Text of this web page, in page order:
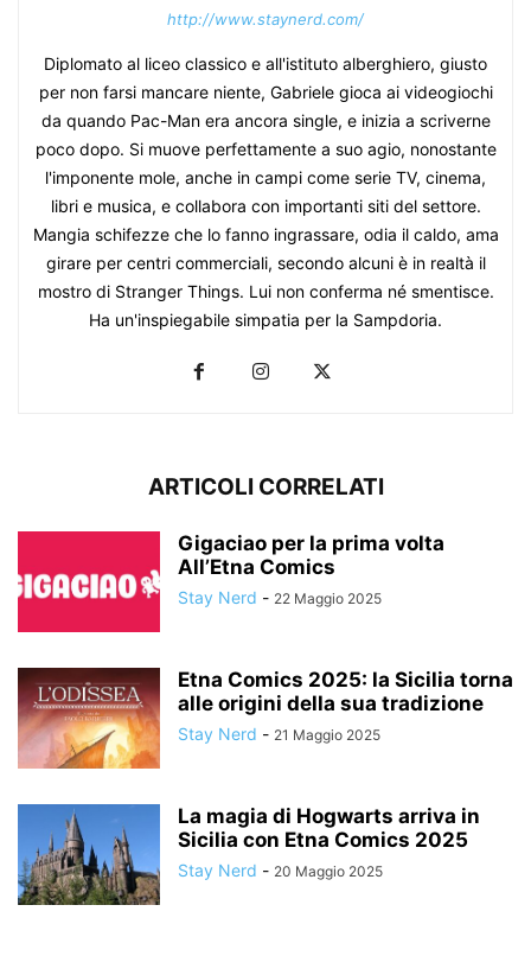
http://www.staynerd.com/
Diplomato al liceo classico e all'istituto alberghiero, giusto
per non farsi mancare niente, Gabriele gioca ai videogiochi
da quando Pac-Man era ancora single, e inizia a scriverne
poco dopo. Si muove perfettamente a suo agio, nonostante
l'imponente mole, anche in campi come serie TV, cinema,
libri e musica, e collabora con importanti siti del settore.
Mangia schifezze che lo fanno ingrassare, odia il caldo, ama
girare per centri commerciali, secondo alcuni è in realtà il
mostro di Stranger Things. Lui non conferma né smentisce.
Ha un'inspiegabile simpatia per la Sampdoria.
ARTICOLI CORRELATI
Gigaciao per la prima volta
All’Etna Comics
Stay Nerd - 22 Maggio 2025
Etna Comics 2025: la Sicilia torna
alle origini della sua tradizione
Stay Nerd - 21 Maggio 2025
La magia di Hogwarts arriva in
Sicilia con Etna Comics 2025
Stay Nerd - 20 Maggio 2025